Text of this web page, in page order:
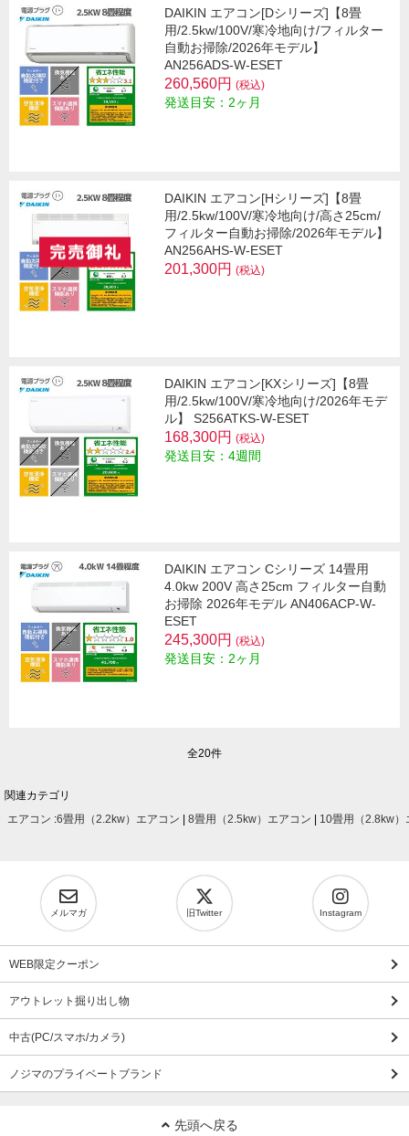
DAIKIN エアコン[Dシリーズ]【8畳
用/2.5kw/100V/寒冷地向け/フィルター
自動お掃除/2026年モデル】
AN256ADS-W-ESET
260,560円 (税込)
発送目安：2ヶ月
DAIKIN エアコン[Hシリーズ]【8畳
用/2.5kw/100V/寒冷地向け/高さ25cm/
フィルター自動お掃除/2026年モデル】
AN256AHS-W-ESET
201,300円 (税込)
DAIKIN エアコン[KXシリーズ]【8畳
用/2.5kw/100V/寒冷地向け/2026年モデ
ル】 S256ATKS-W-ESET
168,300円 (税込)
発送目安：4週間
DAIKIN エアコン Cシリーズ 14畳用
4.0kw 200V 高さ25cm フィルター自動
お掃除 2026年モデル AN406ACP-W-
ESET
245,300円 (税込)
発送目安：2ヶ月
全20件
関連カテゴリ
エアコン :6畳用（2.2kw）エアコン 8畳用（2.5kw）エアコン 10畳用（2.8kw）
メルマガ 旧Twitter Instagram
WEB限定クーポン
アウトレット掘り出し物
中古(PC/スマホ/カメラ)
ノジマのプライベートブランド
先頭へ戻る